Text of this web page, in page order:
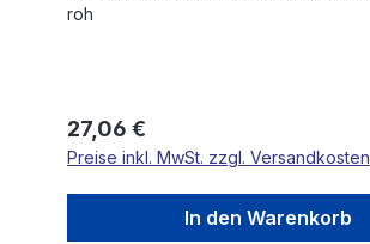
roh
Regulärer Preis:
27,06 €
Preise inkl. MwSt. zzgl. Versandkosten
In den Warenkorb